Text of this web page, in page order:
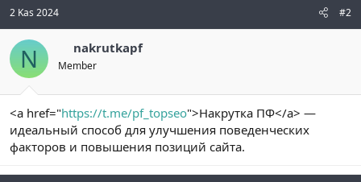
2 Kas 2024 #2
N nakrutkapf
Member
<a href="https://t.me/pf_topseo">Накрутка ПФ</a> —
идеальный способ для улучшения поведенческих
факторов и повышения позиций сайта.